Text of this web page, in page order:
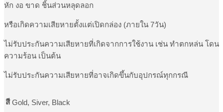
หัก งอ ขาด ชิ้นส่วนหลุดลอก
หรือเกิดความเสียหายตั้งแต่เปิดกล่อง (ภายใน 7วัน)
ไม่รับประกันความเสียหายที่เกิดจากการใช้งาน เช่น ทำตกหล่น โดน
ความร้อน เป็นต้น
ไม่รับประกันความเสียหายที่อาจเกิดขึ้นกับอุปกรณ์ทุกกรณี
สี Gold, Siver, Black